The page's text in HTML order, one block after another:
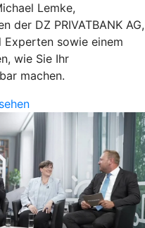
Lemke,
der DZ PRIVATBANK AG,
sowie einem
wie Sie Ihr
machen.